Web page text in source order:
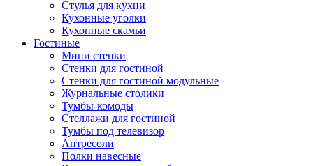
Стулья для кухни
Кухонные уголки
Кухонные скамьи
Гостиные
Мини стенки
Стенки для гостиной
Стенки для гостиной модульные
Журнальные столики
Тумбы-комоды
Стеллажи для гостиной
Тумбы под телевизор
Антресоли
Полки навесные